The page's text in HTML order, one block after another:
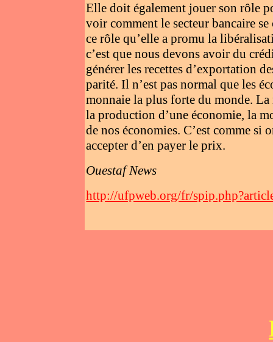
Elle doit également jouer son rôle
voir comment le secteur bancaire
ce rôle qu’elle a promu la
c’est que nous devons avoir du
générer les recettes d’exportation
parité. Il n’est pas normal que les
monnaie la plus forte du monde.
la production d’une économie, la
de nos économies. C’est comme si
accepter d’en payer le prix.
Ouestaf News
http://ufpweb.org/fr/